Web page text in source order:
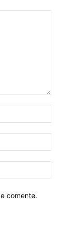
comente.